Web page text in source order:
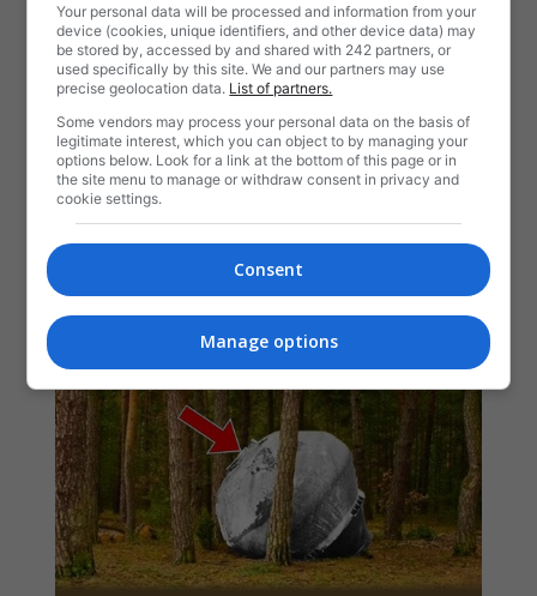
Your personal data will be processed and information from your
device (cookies, unique identifiers, and other device data) may
be stored by, accessed by and shared with 242 partners, or
used specifically by this site. We and our partners may use
precise geolocation data. List of partners.
Some vendors may process your personal data on the basis of
legitimate interest, which you can object to by managing your
options below. Look for a link at the bottom of this page or in
the site menu to manage or withdraw consent in privacy and
cookie settings.
Consent
Manage options